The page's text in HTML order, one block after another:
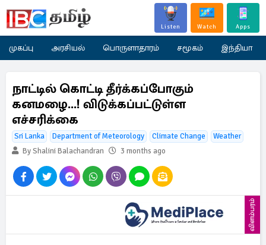
Listen Watch Apps
முகப்பு அரசியல் பொருளாதாரம் சமூகம் இந்தியா
நாட்டில் கொட்டி தீர்க்கப்போகும்
கனமழை...! விடுக்கப்பட்டுள்ள
எச்சரிக்கை
Sri Lanka Department of Meteorology Climate Change
Weather
By Shalini Balachandran
3 months ago
விளம்பரம்